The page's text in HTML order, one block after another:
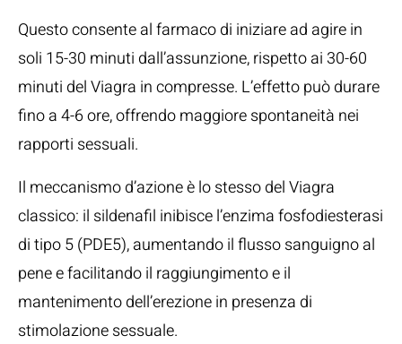
Questo consente al farmaco di iniziare ad agire in
soli 15-30 minuti dall’assunzione, rispetto ai 30-60
minuti del Viagra in compresse. L’effetto può durare
fino a 4-6 ore, offrendo maggiore spontaneità nei
rapporti sessuali.
Il meccanismo d’azione è lo stesso del Viagra
classico: il sildenafil inibisce l’enzima fosfodiesterasi
di tipo 5 (PDE5), aumentando il flusso sanguigno al
pene e facilitando il raggiungimento e il
mantenimento dell’erezione in presenza di
stimolazione sessuale.